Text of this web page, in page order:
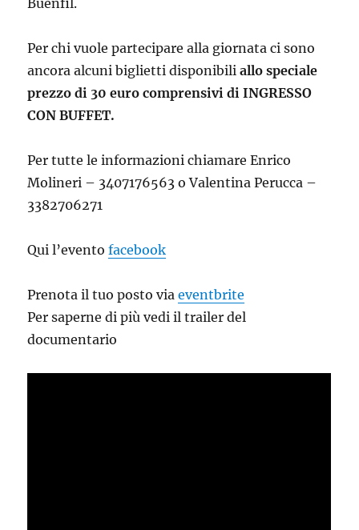
Buenfil.
Per chi vuole partecipare alla giornata ci sono
ancora alcuni biglietti disponibiliallo speciale
prezzo di 30 euro comprensivi di INGRESSO
CON BUFFET.
Per tutte le informazioni chiamare Enrico
Molineri – 3407176563 o Valentina Perucca –
3382706271
Qui l’eventofacebook
Prenota il tuo posto viaeventbrite
Per saperne di più vedi il trailer del
documentario